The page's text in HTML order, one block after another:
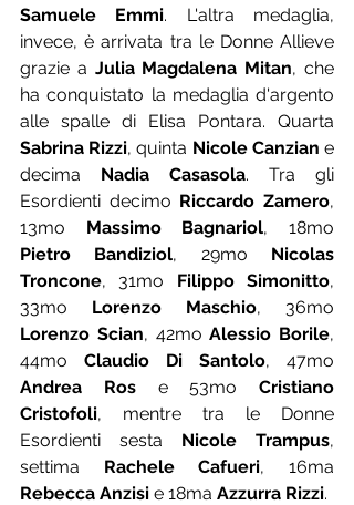
Samuele Emmi. L'altra medaglia,
invece, è arrivata tra le Donne Allieve
grazie a Julia Magdalena Mitan, che
ha conquistato la medaglia d'argento
Sabrina Rizzi, quinta Nicole Canzian e
decima Nadia Casasola. Tra gli
Esordienti decimo Riccardo Zamero,
13mo Massimo Bagnariol
Pietro Bandiziol, 29mo Nicolas
Troncone, 31mo Filippo Simonitto,
33mo Lorenzo Maschio
Lorenzo Scian, 42mo Alessio Borile,
44mo Claudio Di Santolo
Andrea Ros e 53mo Cristiano
Cristofoli, mentre tra le Donne
Esordienti sesta Nicole Trampus,
settima Rachele Cafueri
Rebecca Anzisi e 18ma Azzurra Rizzi.